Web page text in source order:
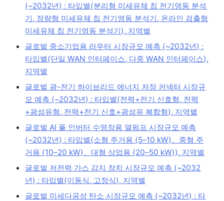
(~2032년) : 타입별(분리형 미세유체 칩 전기영동 분석
기, 정량형 미세유체 칩 전기영동 분석기, 온라인 검출형
미세유체 칩 전기영동 분석기), 지역별
글로벌 중소기업용 라우터 시장규모 예측 (~2032년) :
타입별(단일 WAN 인터페이스, 다중 WAN 인터페이스),
지역별
글로벌 광-전기 하이브리드 에너지 저장 커넥터 시장규
모 예측 (~2032년) : 타입별(전력+전기 신호형, 전력
+광섬유형, 전력+전기 신호+광섬유 복합형), 지역별
글로벌 AI 풀 인버터 수영장용 열펌프 시장규모 예측
(~2032년) : 타입별(소형 주거용 (5–10 kW)、중형 주
거용 (10–20 kW)、대형 상업용 (20–50 kW)), 지역별
글로벌 저전력 가스 감지 장치 시장규모 예측 (~2032
년) : 타입별(이동식, 고정식), 지역별
글로벌 미세다공성 탄소 시장규모 예측 (~2032년) : 타